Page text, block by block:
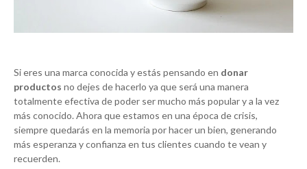
Si eres una marca conocida y estás pensando en donar
productos no dejes de hacerlo ya que será una manera
totalmente efectiva de poder ser mucho más popular y a la vez
más conocido. Ahora que estamos en una época de crisis,
siempre quedarás en la memoria por hacer un bien, generando
más esperanza y confianza en tus clientes cuando te vean y
recuerden.